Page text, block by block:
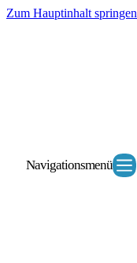
Zum Hauptinhalt springen
Navigationsmenü